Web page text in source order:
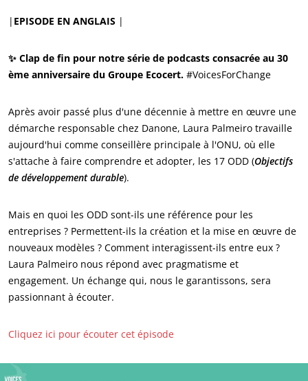
Qui sommes nous ?
Carrières
NOS ENGAGEMENTS RSE
Agir via nos prestations
Progresser avec nos équipes
S’investir pour notre environnement
Innover avec notre écosystème
| EPISODE EN ANGLAIS |
✨ Clap de fin pour notre série de podcasts consacrée au 30
ème anniversaire du Groupe Ecocert. #VoicesForChange
Après avoir passé plus d'une décennie à mettre en œuvre une
démarche responsable chez Danone, Laura Palmeiro travaille
aujourd'hui comme conseillère principale à l'ONU, où elle
s'attache à faire comprendre et adopter, les 17 ODD (Objectifs
de développement durable).
Mais en quoi les ODD sont-ils une référence pour les
entreprises ? Permettent-ils la création et la mise en œuvre de
nouveaux modèles ? Comment interagissent-ils entre eux ?
Laura Palmeiro nous répond avec pragmatisme et
engagement. Un échange qui, nous le garantissons, sera
passionnant à écouter.
Cliquez ici pour écouter cet épisode